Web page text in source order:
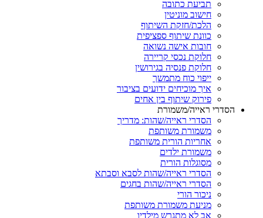
תביעת כתובה
חישוב מוניטין
הלכת/חזקת השיתוף
כוונת שיתוף ספציפית
חובות אישה נשואה
חלוקת נכסי קריירה
חלוקת פנסיה בגירושין
ייפוי כוח מתמשך
איך מוכיחים ידועים בציבור
פירוק שיתוף בין אחים
ראייה/משמורת
הסדרי ראייה/שהות: מדריך
משמורת משותפת
אחריות הורית משותפת
משמורת ילדים
מסוגלות הורית
הסדרי ראייה/שהות לסבא וסבתא
הסדרי ראייה/שהות בחגים
ניכור הורי
מניעת משמורת משותפת
אב לא מתגרש מילדיו